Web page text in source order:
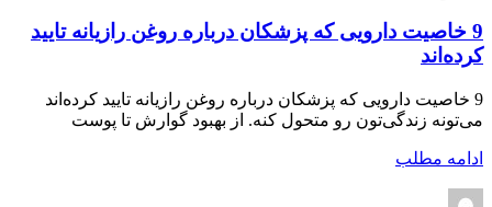
9 خاصیت دارویی که پزشکان درباره روغن رازیانه تایید
کرده‌اند
9 خاصیت دارویی که پزشکان درباره روغن رازیانه تایید کرده‌اند
می‌تونه زندگی‌تون رو متحول کنه. از بهبود گوارش تا پوست
ادامه مطلب